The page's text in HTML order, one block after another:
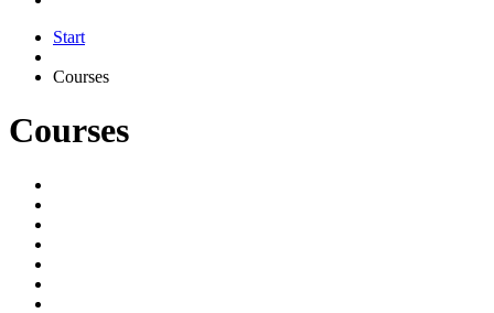
Start
Courses
Courses